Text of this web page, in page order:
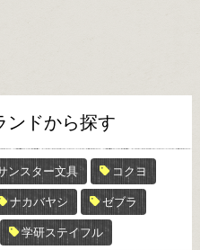
ンドから探す
ンスター文具 コクヨ
ナカバヤシ ゼブラ
学研ステイフル